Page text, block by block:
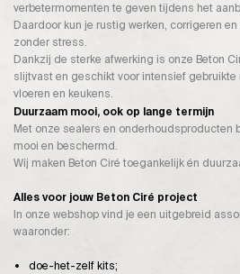
verbetermomenten te geven tijdens het
Daardoor kun je rustig werken, corrigeren
zonder stress.
Dankzij de sterke afwerking is onze Beton
slijtvast en geschikt voor intensief
vloeren en keukens.
Duurzaam mooi, ook op lange termijn
Met onze sealers en onderhoudsproducten
mooi en beschermd.
Wij maken Beton Ciré toegankelijk én
Alles voor jouw Beton Ciré project
In onze webshop vind je een uitgebreid
waaronder:
doe-het-zelf kits;